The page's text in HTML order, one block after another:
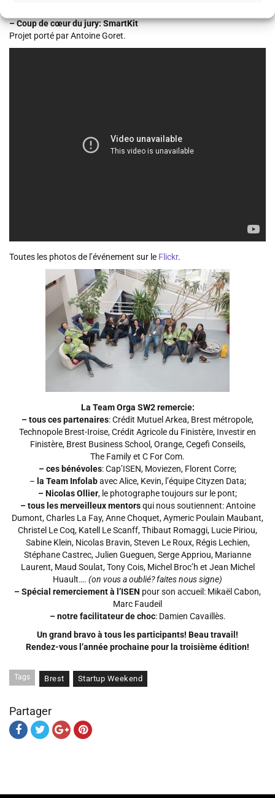
– Coup de cœur du jury: SmartKit
Projet porté par Antoine Goret.
Toutes les photos de l’événement sur le Flickr.
La Team Orga SW2 remercie:
– tous ces partenaires: Crédit Mutuel Arkea, Brest métropole,
Technopole Brest-Iroise, Crédit Agricole du Finistère, Investir en
Finistère, Brest Business School, Orange, Cegefi Conseils,
The Family et C For Com.
– ces bénévoles: Cap’ISEN, Moviezen, Florent Corre;
– la Team Infolabavec Alice, Kevin, l’équipe Cityzen Data;
– Nicolas Ollier, le photographe toujours sur le pont;
– tous les merveilleux mentorsqui nous soutiennent: Antoine
Dumont, Charles La Fay, Anne Choquet, Aymeric Poulain Maubant,
Christel Le Coq, Katell Le Scanff, Thibaut Romaggi, Lucie Piriou,
Sabine Klein, Nicolas Bravin, Steven Le Roux, Régis Lechien,
Stéphane Castrec, Julien Gueguen, Serge Appriou, Marianne
Laurent, Maud Soulat, Tony Cois, Michel Broc’h et Jean Michel
Huault…. (on vous a oublié? faites nous signe)
– Spécial remerciement à l’ISEN pour son accueil: Mikaël Cabon,
Marc Faudeil
– notre facilitateur de choc: Damien Cavaillès.
Un grand bravo à tous les participants! Beau travail!
Rendez-vous l’année prochaine pour la troisième édition!
Tags Brest Startup Weekend
Partager